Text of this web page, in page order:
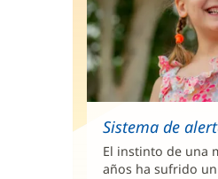
Sistema de
El instinto de una
años ha sufrido